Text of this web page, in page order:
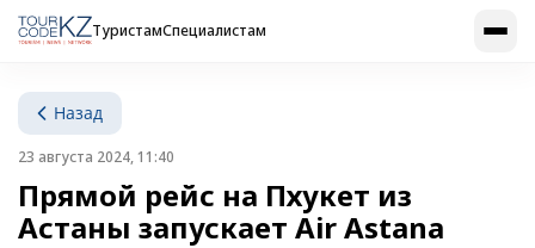
ТуристамСпециалистам
Назад
23 августа 2024, 11:40
Прямой рейс на Пхукет из
Астаны запускает Air Astana